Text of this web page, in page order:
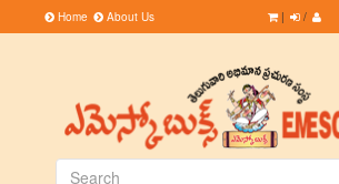
Home About Us | /